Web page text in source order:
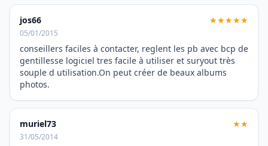
jos66 ★★★★★
05/01/2015
conseillers faciles à contacter, reglent les pb avec bcp de
gentillesse logiciel tres facile à utiliser et suryout très
souple d utilisation.On peut créer de beaux albums
photos.
muriel73 ★★
31/05/2014